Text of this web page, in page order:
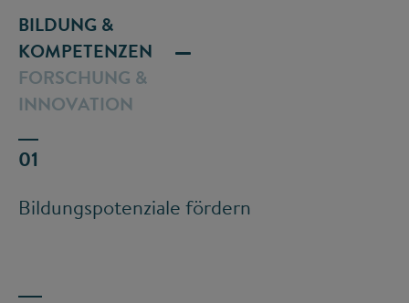
BILDUNG &
KOMPETENZEN
Bildungspotenziale fördern
FORSCHUNG &
INNOVATION